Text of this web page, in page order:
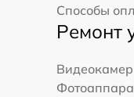
Способы
Ремонт
Видеокамер